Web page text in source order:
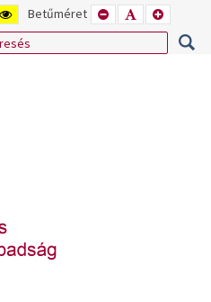
NAGY
KONTRASZTÚ
SÁRGA
FEKETE
Betűméret KISEBB
BETŰTÍPUS
BEÁLLÍTÁSA
BETŰMÉRET
BEÁLLÍTÁSA